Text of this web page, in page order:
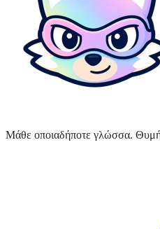
Μάθε οποιαδήποτε γλώσσα.